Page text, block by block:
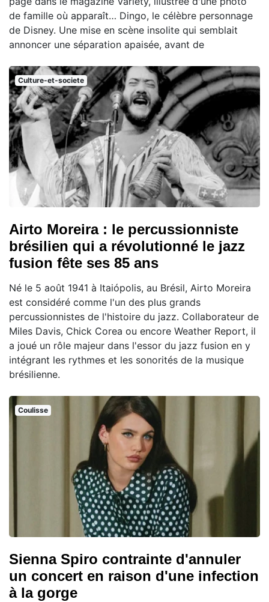
de famille où apparaît… Dingo, le célèbre personnage
de Disney. Une mise en scène insolite qui semblait
annoncer une séparation apaisée, avant de
Culture-et-societe
Airto Moreira : le percussionniste
brésilien qui a révolutionné le jazz
fusion fête ses 85 ans
Né le 5 août 1941 à Itaiópolis, au Brésil, Airto Moreira
est considéré comme l'un des plus grands
percussionnistes de l'histoire du jazz. Collaborateur de
Miles Davis, Chick Corea ou encore Weather Report, il
a joué un rôle majeur dans l'essor du jazz fusion en y
intégrant les rythmes et les sonorités de la musique
brésilienne.
Coulisse
Sienna Spiro contrainte d'annuler
un concert en raison d'une infection
à la gorge